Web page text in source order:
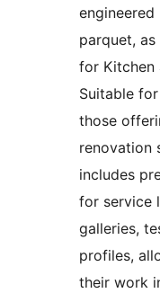
parquet,
for Kitchen
Suitable
those
renovation
includes
for service
galleries,
profiles,
their work